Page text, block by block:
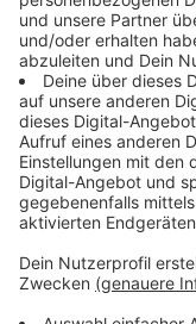
Spät am Abend
im Apollo-Club
Veröffentlicht:
Anzeige